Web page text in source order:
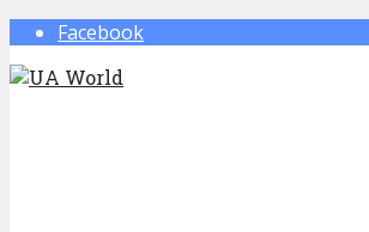
Facebook